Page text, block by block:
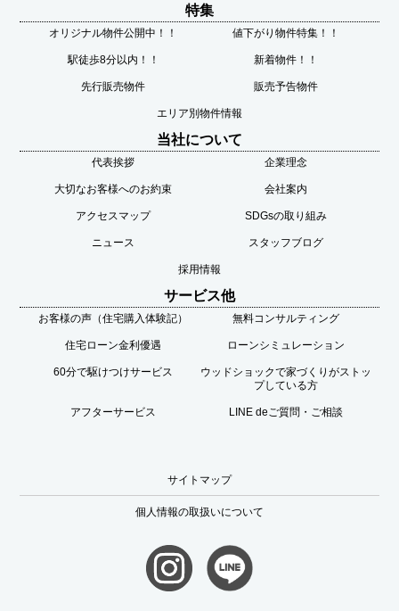
特集
オリジナル物件公開中！！ 値下がり物件特集！！
駅徒歩8分以内！！ 新着物件！！
先行販売物件 販売予告物件
エリア別物件情報
当社について
代表挨拶 企業理念
大切なお客様へのお約束 会社案内
アクセスマップ SDGsの取り組み
ニュース スタッフブログ
採用情報
サービス他
お客様の声（住宅購入体験記） 無料コンサルティング
住宅ローン金利優遇 ローンシミュレーション
60分で駆けつけサービス
ウッドショックで家づくりがストッ
プしている方
アフターサービス LINE deご質問・ご相談
サイトマップ
個人情報の取扱いについて